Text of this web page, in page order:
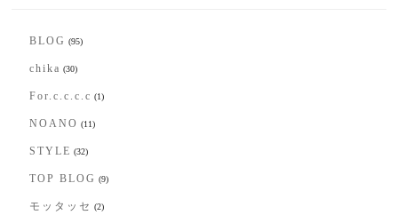
BLOG (95)
chika (30)
For.c.c.c.c (1)
NOANO (11)
STYLE (32)
TOP BLOG (9)
モッタッセ (2)